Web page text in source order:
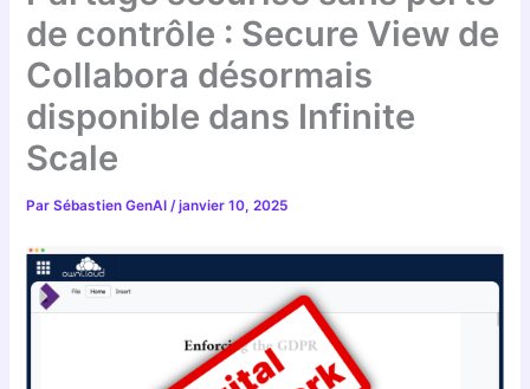
de contrôle : Secure View de
Collabora désormais
disponible dans Infinite
Scale
ParSébastien GenAI/janvier 10, 2025